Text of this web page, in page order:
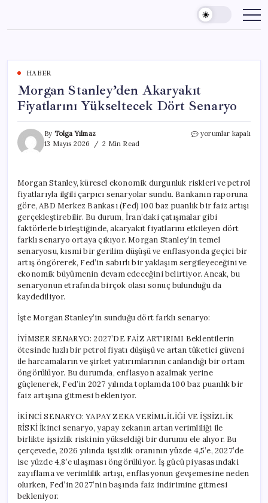
content
HABER
Morgan Stanley’den Akaryakıt
Fiyatlarını Yükseltecek Dört Senaryo
By Tolga Yılmaz
13 Mayıs 2026
2 Min Read
Morgan
Dört
Senaryo
için
yorumlar kapalı
Morgan Stanley, küresel ekonomik durgunluk riskleri ve petrol
fiyatlarıyla ilgili çarpıcı senaryolar sundu. Bankanın raporuna
göre, ABD Merkez Bankası (Fed) 100 baz puanlık bir faiz artışı
gerçekleştirebilir. Bu durum, İran’daki çatışmalar gibi
faktörlerle birleştiğinde, akaryakıt fiyatlarını etkileyen dört
farklı senaryo ortaya çıkıyor. Morgan Stanley’in temel
senaryosu, kısmi bir gerilim düşüşü ve enflasyonda geçici bir
artış öngörerek, Fed’in sabırlı bir yaklaşım sergileyeceğini ve
ekonomik büyümenin devam edeceğini belirtiyor. Ancak, bu
senaryonun etrafında birçok olası sonuç bulunduğu da
kaydediliyor.
İşte Morgan Stanley’in sunduğu dört farklı senaryo:
İYİMSER SENARYO: 2027’DE FAİZ ARTIRIMI Beklentilerin
ötesinde hızlı bir petrol fiyatı düşüşü ve artan tüketici güveni
ile harcamaların ve şirket yatırımlarının canlandığı bir ortam
öngörülüyor. Bu durumda, enflasyon azalmak yerine
güçlenerek, Fed’in 2027 yılında toplamda 100 baz puanlık bir
faiz artışına gitmesi bekleniyor.
İKİNCİ SENARYO: YAPAY ZEKA VERİMLİLİĞİ VE İŞSİZLİK
RİSKİ İkinci senaryo, yapay zekanın artan verimliliği ile
birlikte işsizlik riskinin yükseldiği bir durumu ele alıyor. Bu
çerçevede, 2026 yılında işsizlik oranının yüzde 4,5’e, 2027’de
ise yüzde 4,8’e ulaşması öngörülüyor. İş gücü piyasasındaki
zayıflama ve verimlilik artışı, enflasyonun gevşemesine neden
olurken, Fed’in 2027’nin başında faiz indirimine gitmesi
bekleniyor.